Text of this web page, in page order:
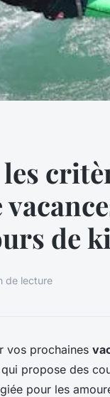
de
de lecture
vos prochaines
propose des
pour les